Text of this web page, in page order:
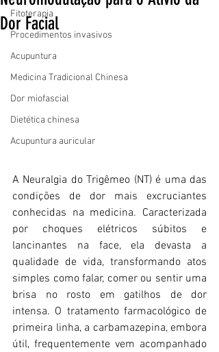
Fitoterapia
Procedimentos invasivos
Acupuntura
Medicina Tradicional Chinesa
Dor miofascial
Dietética chinesa
Acupuntura auricular
Dor Facial
A Neuralgia do Trigêmeo (NT) é uma das
condições de dor mais excruciantes
conhecidas na medicina. Caracterizada
por choques elétricos súbitos e
lancinantes na face, ela devasta a
qualidade de vida, transformando atos
simples como falar, comer ou sentir uma
brisa no rosto em gatilhos de dor
intensa. O tratamento farmacológico de
primeira linha, a carbamazepina, embora
útil, frequentemente vem acompanhado